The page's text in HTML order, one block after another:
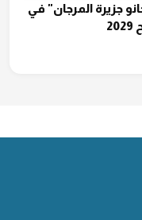
جزيرة المرجان" في